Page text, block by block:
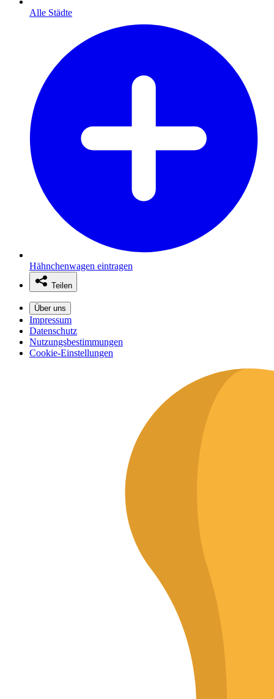
Alle Städte
Hähnchenwagen eintragen
Teilen
Über uns
Impressum
Datenschutz
Nutzungsbestimmungen
Cookie-Einstellungen